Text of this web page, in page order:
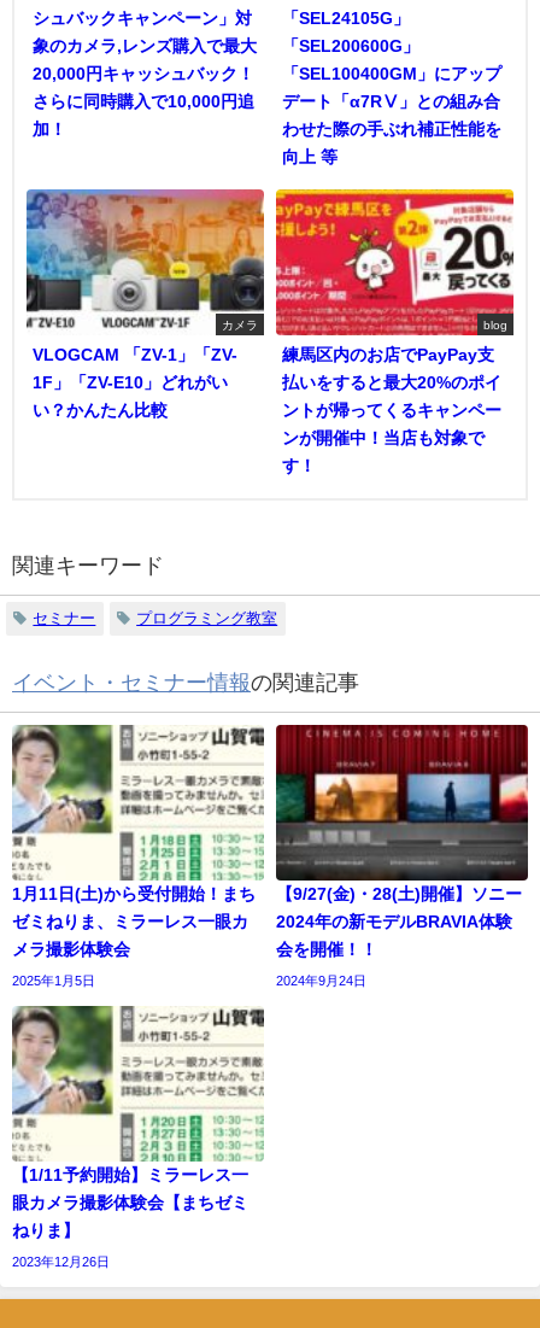
シュバックキャンペーン」対
象のカメラ,レンズ購入で最大
20,000円キャッシュバック！
さらに同時購入で10,000円追
加！
「SEL24105G」
「SEL200600G」
「SEL100400GM」にアップ
デート「α7RⅤ」との組み合
わせた際の手ぶれ補正性能を
向上 等
カメラ
VLOGCAM 「ZV-1」「ZV-
1F」「ZV-E10」どれがい
い？かんたん比較
blog
練馬区内のお店でPayPay支
払いをすると最大20%のポイ
ントが帰ってくるキャンペー
ンが開催中！当店も対象で
す！
関連キーワード
セミナー プログラミング教室
イベント・セミナー情報の関連記事
1月11日(土)から受付開始！まち
ゼミねりま、ミラーレス一眼カ
メラ撮影体験会
2025年1月5日
【9/27(金)・28(土)開催】ソニー
2024年の新モデルBRAVIA体験
会を開催！！
2024年9月24日
【1/11予約開始】ミラーレス一
眼カメラ撮影体験会【まちゼミ
ねりま】
2023年12月26日